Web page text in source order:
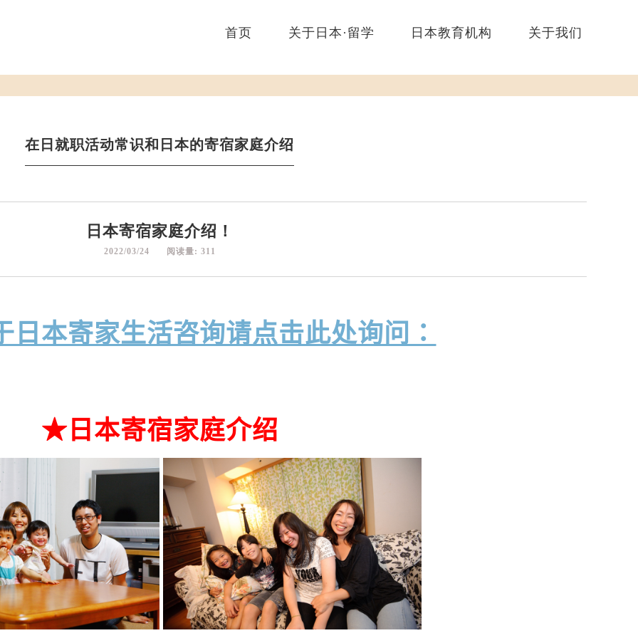
首页 关于日本·留学 日本教育机构 关于我们
在日就职活动常识和日本的寄宿家庭介绍
日本寄宿家庭介绍！
2022/03/24 阅读量: 311
日本寄家生活咨询请点击此处询问：
★日本寄宿家庭介绍